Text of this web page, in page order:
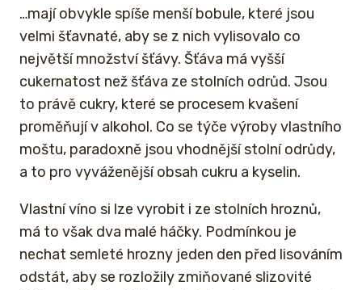
…mají obvykle spíše menší bobule, které jsou
velmi šťavnaté, aby se z nich vylisovalo co
největší množství šťávy. Šťáva má vyšší
cukernatost než šťáva ze stolních odrůd. Jsou
to právě cukry, které se procesem kvašení
proměňují v alkohol. Co se týče výroby vlastního
moštu, paradoxně jsou vhodnější stolní odrůdy,
a to pro vyváženější obsah cukru a kyselin.
Vlastní víno si lze vyrobit i ze stolních hroznů,
má to však dva malé háčky. Podmínkou je
nechat semleté hrozny jeden den před lisováním
odstát, aby se rozložily zmiňované slizovité